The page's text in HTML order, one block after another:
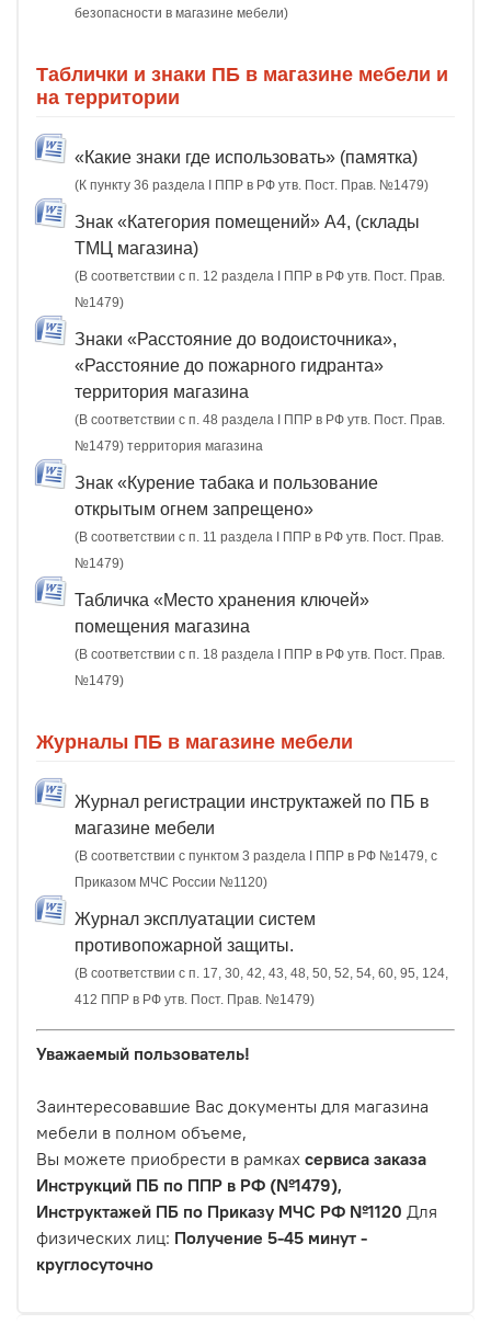
безопасности в магазине мебели)
Таблички и знаки ПБ в магазине мебели и
на территории
«Какие знаки где использовать» (памятка)
(К пункту 36 раздела I ППР в РФ утв. Пост. Прав. №1479)
Знак «Категория помещений» А4, (склады
ТМЦ магазина)
(В соответствии с п. 12 раздела I ППР в РФ утв. Пост. Прав.
№1479)
Знаки «Расстояние до водоисточника»,
«Расстояние до пожарного гидранта»
территория магазина
(В соответствии с п. 48 раздела I ППР в РФ утв. Пост. Прав.
№1479) территория магазина
Знак «Курение табака и пользование
открытым огнем запрещено»
(В соответствии с п. 11 раздела I ППР в РФ утв. Пост. Прав.
№1479)
Табличка «Место хранения ключей»
помещения магазина
(В соответствии с п. 18 раздела I ППР в РФ утв. Пост. Прав.
№1479)
Журналы ПБ в магазине мебели
Журнал регистрации инструктажей по ПБ в
магазине мебели
(В соответствии с пунктом 3 раздела I ППР в РФ №1479, с
Приказом МЧС России №1120)
Журнал эксплуатации систем
противопожарной защиты.
(В соответствии с п. 17, 30, 42, 43, 48, 50, 52, 54, 60, 95, 124,
412 ППР в РФ утв. Пост. Прав. №1479)
Уважаемый пользователь!
Заинтересовавшие Вас документы для магазина
мебели в полном объеме,
Вы можете приобрести в рамках сервиса заказа
Инструкций ПБ по ППР в РФ (№1479),
Инструктажей ПБ по Приказу МЧС РФ №1120 Для
физических лиц: Получение 5-45 минут -
круглосуточно